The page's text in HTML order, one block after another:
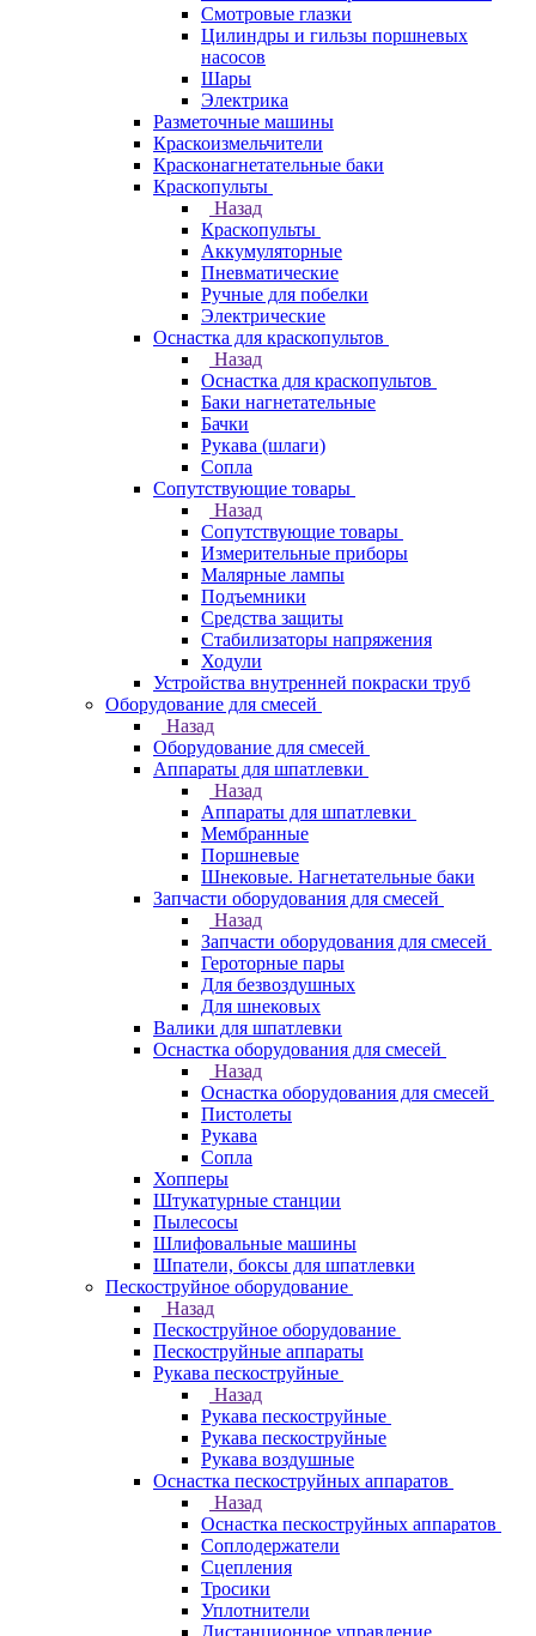
Смотровые глазки
Цилиндры и гильзы поршневых
насосов
Шары
Электрика
Разметочные машины
Краскоизмельчители
Красконагнетательные баки
Краскопульты
Назад
Краскопульты
Аккумуляторные
Пневматические
Ручные для побелки
Электрические
Оснастка для краскопультов
Назад
Оснастка для краскопультов
Баки нагнетательные
Бачки
Рукава (шлаги)
Сопла
Сопутствующие товары
Назад
Сопутствующие товары
Измерительные приборы
Малярные лампы
Подъемники
Средства защиты
Стабилизаторы напряжения
Ходули
Устройства внутренней покраски труб
Оборудование для смесей
Назад
Оборудование для смесей
Аппараты для шпатлевки
Назад
Аппараты для шпатлевки
Мембранные
Поршневые
Шнековые. Нагнетательные баки
Запчасти оборудования для смесей
Назад
Запчасти оборудования для смесей
Героторные пары
Для безвоздушных
Для шнековых
Валики для шпатлевки
Оснастка оборудования для смесей
Назад
Оснастка оборудования для смесей
Пистолеты
Рукава
Сопла
Хопперы
Штукатурные станции
Пылесосы
Шлифовальные машины
Шпатели, боксы для шпатлевки
Пескоструйное оборудование
Назад
Пескоструйное оборудование
Пескоструйные аппараты
Рукава пескоструйные
Назад
Рукава пескоструйные
Рукава пескоструйные
Рукава воздушные
Оснастка пескоструйных аппаратов
Назад
Оснастка пескоструйных аппаратов
Соплодержатели
Сцепления
Тросики
Уплотнители
Дистанционное управление